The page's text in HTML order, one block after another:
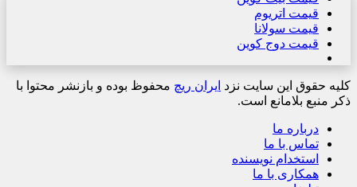
قیمت اتریوم
قیمت سولانا
قیمت دوج کوین
کلیه حقوق این سایت نزد ایران ریچ محفوظ بوده و بازنشر محتوا با
ذکر منبع بلامانع است.
درباره ما
تماس با ما
استخدام نویسنده
همکاری با ما